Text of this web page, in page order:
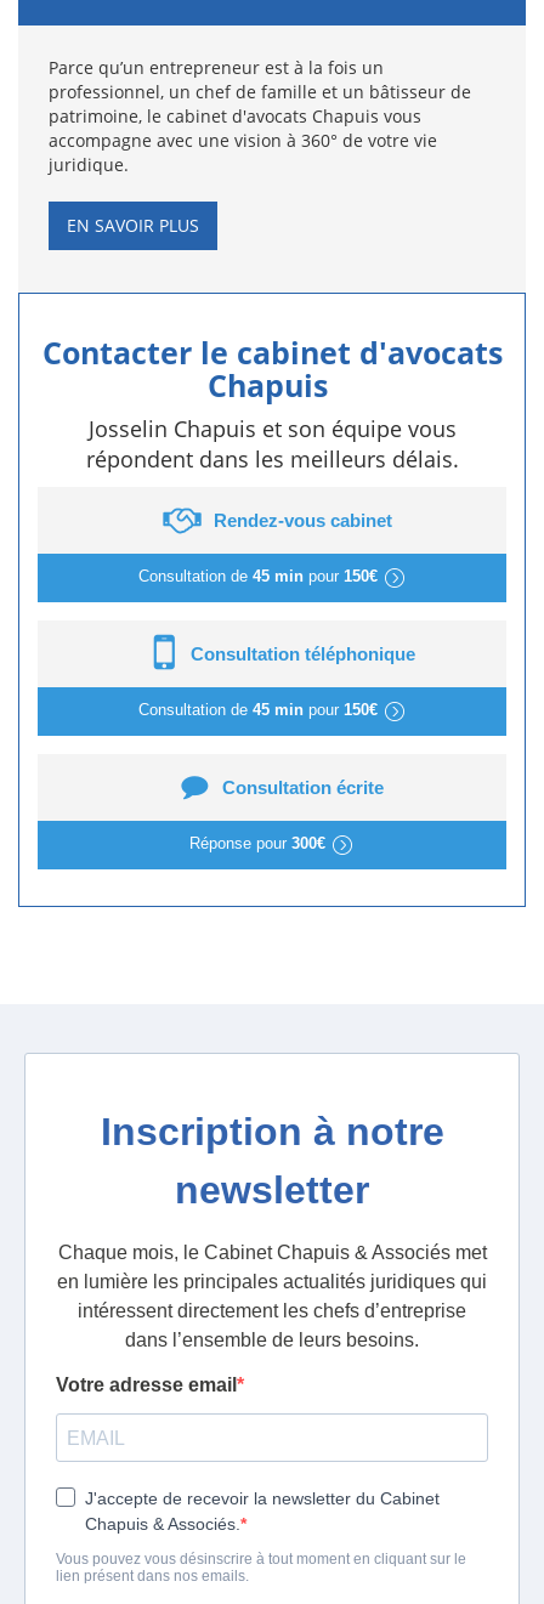
Parce qu’un entrepreneur est à la fois un
professionnel, un chef de famille et un bâtisseur de
patrimoine, le cabinet d'avocats Chapuis vous
accompagne avec une vision à 360° de votre vie
juridique.
EN SAVOIR PLUS
Contacter le cabinet d'avocats
Chapuis
Josselin Chapuis et son équipe vous
répondent dans les meilleurs délais.
Rendez-vous cabinet
Consultation de 45 minpour 150€
Consultation téléphonique
Consultation de 45 minpour 150€
Consultation écrite
Réponse pour 300€